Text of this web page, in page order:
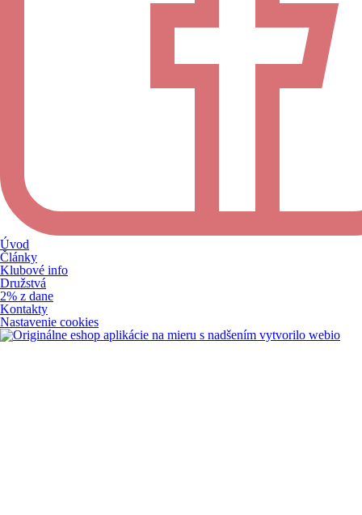
Úvod
Články
Klubové info
Družstvá
2% z dane
Kontakty
Nastavenie cookies
s nadšením vytvorilo webio